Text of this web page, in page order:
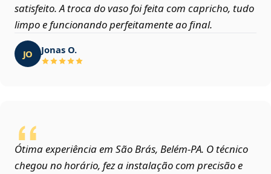
satisfeito. A troca do vaso foi feita com capricho, tudo
limpo e funcionando perfeitamente ao final.
JO Jonas O.
Ótima experiência em São Brás, Belém‑PA. O técnico
chegou no horário, fez a instalação com precisão e